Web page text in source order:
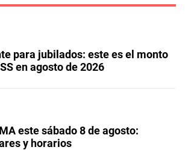
para jubilados: este es el monto
en agosto de 2026
este sábado 8 de agosto:
y horarios